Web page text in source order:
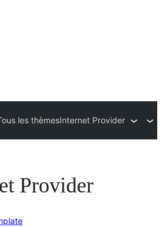
les thèmesInternet Provider
Provider